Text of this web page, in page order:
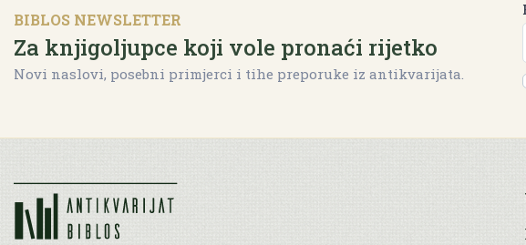
BIBLOS NEWSLETTER
Za knjigoljupce koji vole pronaći rijetko
Novi naslovi, posebni primjerci i tihe preporuke iz antikvarijata.